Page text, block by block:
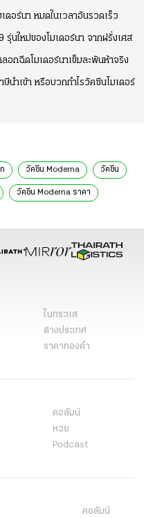
อร์นา หมดในเวลาอันรวดเร็ว
ใหม่ของโมเดอร์นา จากฝรั่งเศส
อกฉีดโมเดอร์นาเข็มละพันห้าจริง
นำเข้า หรือบวกกำไรวัคซีนโมเดอร์
วัคซีน Moderna วัคซีน
วัคซีน Moderna ราคา
ในกระแส
ต่างประเทศ
ราคาทองคำ
คอลัมน์
หวย
Podcast
คอลัมน์